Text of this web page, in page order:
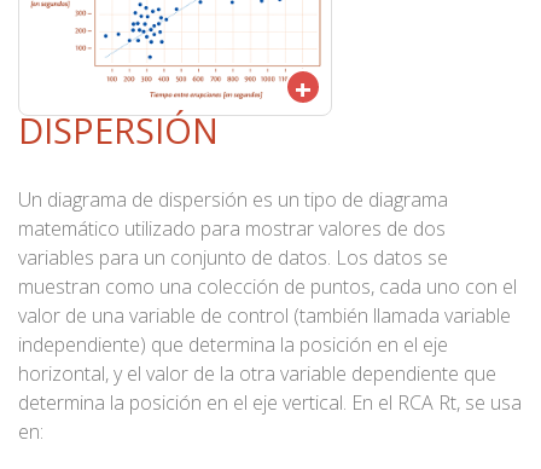
+
DISPERSIÓN
Un diagrama de dispersión es un tipo de diagrama
matemático utilizado para mostrar valores de dos
variables para un conjunto de datos. Los datos se
muestran como una colección de puntos, cada uno con el
valor de una variable de control (también llamada variable
independiente) que determina la posición en el eje
horizontal, y el valor de la otra variable dependiente que
determina la posición en el eje vertical. En el RCA Rt, se usa
en: